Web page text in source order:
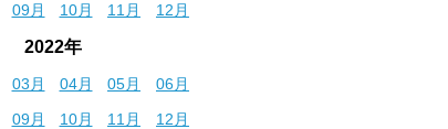
09月 10月 11月 12月
2022年
03月 04月 05月
06月
09月 10月 11月 12月